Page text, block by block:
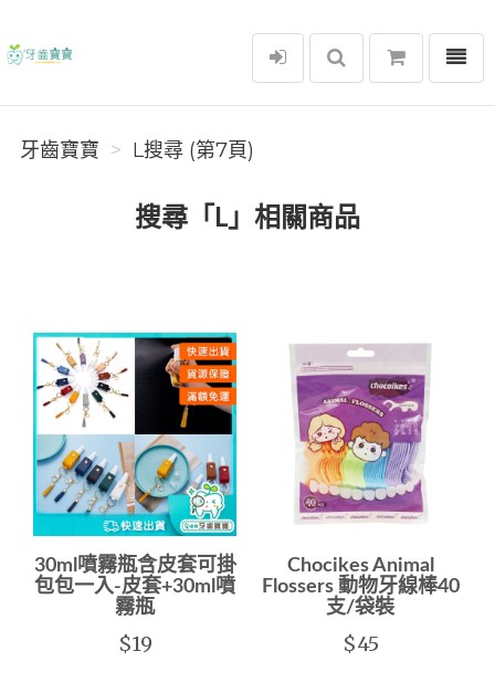
牙齒寶寶
選單
牙齒寶寶 L搜尋 (第7頁)
搜尋「L」相關商品
30ml噴霧瓶含皮套可掛
包包一入-皮套+30ml噴
霧瓶
$19
Chocikes Animal
Flossers 動物牙線棒40
支/袋裝
$45